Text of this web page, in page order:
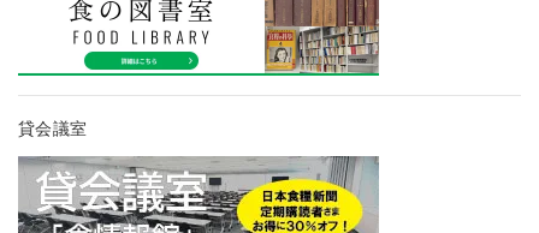
貸会議室